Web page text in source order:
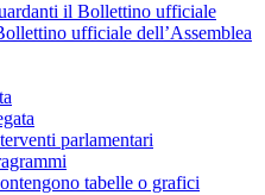
il Bollettino ufficiale
ufficiale dell’Assemblea
parlamentari
tabelle o grafici